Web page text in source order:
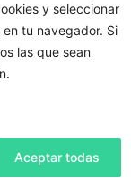
y seleccionar
tu navegador. Si
las que sean
Aceptar todas